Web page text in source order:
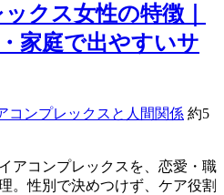
クス女性の特徴｜
家庭で出やすいサ
コンプレックスと人間関係 約5
アコンプレックスを、恋愛・職
。性別で決めつけず、ケア役割